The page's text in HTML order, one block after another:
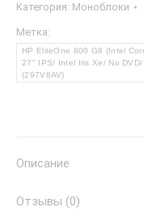
EliteOne
800
G8
Silver
Категория: Моноблоки
Метка:
HP EliteOne 800 G8 (Intel
27" IPS/ Intel Iris Xe/ No
(297V8AV)
Описание
Отзывы (0)